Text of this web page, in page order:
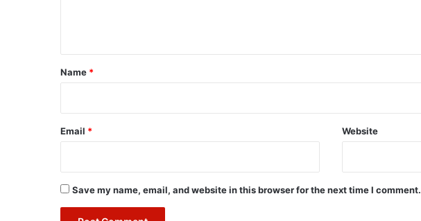
*
Name *
Email * Website
Save my name, email, and website in this browser for the next time I comment.